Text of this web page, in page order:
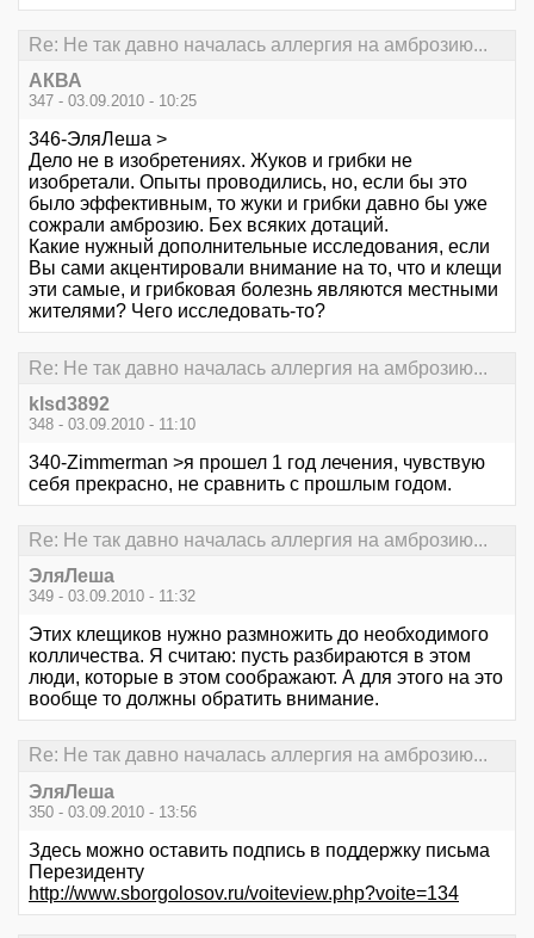
Re: Не так давно началась аллергия на амброзию...
АКВА
347 - 03.09.2010 - 10:25
346-ЭляЛеша >
Дело не в изобретениях. Жуков и грибки не
изобретали. Опыты проводились, но, если бы это
было эффективным, то жуки и грибки давно бы уже
сожрали амброзию. Бех всяких дотаций.
Какие нужный дополнительные исследования, если
Вы сами акцентировали внимание на то, что и клещи
эти самые, и грибковая болезнь являются местными
жителями? Чего исследовать-то?
Re: Не так давно началась аллергия на амброзию...
klsd3892
348 - 03.09.2010 - 11:10
340-Zimmerman >я прошел 1 год лечения, чувствую
себя прекрасно, не сравнить с прошлым годом.
Re: Не так давно началась аллергия на амброзию...
ЭляЛеша
349 - 03.09.2010 - 11:32
Этих клещиков нужно размножить до необходимого
колличества. Я считаю: пусть разбираются в этом
люди, которые в этом соображают. А для этого на это
вообще то должны обратить внимание.
Re: Не так давно началась аллергия на амброзию...
ЭляЛеша
350 - 03.09.2010 - 13:56
Здесь можно оставить подпись в поддержку письма
Перезиденту
http://www.sborgolosov.ru/voiteview.php?voite=134